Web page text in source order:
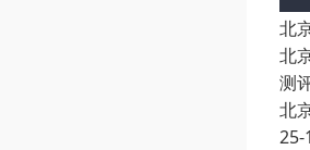
北
北
测
北
25-